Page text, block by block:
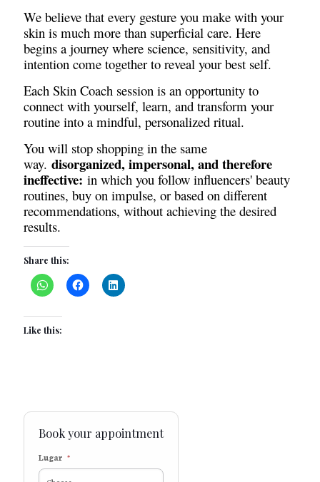
We believe that every gesture you make with your
skin is much more than superficial care. Here
begins a journey where science, sensitivity, and
intention come together to reveal your best self.
Each Skin Coach session is an opportunity to
connect with yourself, learn, and transform your
routine into a mindful, personalized ritual.
You will stop shopping in the same
way. disorganized, impersonal, and therefore
ineffective: in which you follow influencers' beauty
routines, buy on impulse, or based on different
recommendations, without achieving the desired
results.
Share this:
Like this:
Book your appointment
Lugar *